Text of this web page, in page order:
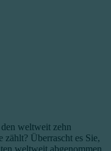
weltweit zehn
Überrascht es Sie,
weltweit abgenommen